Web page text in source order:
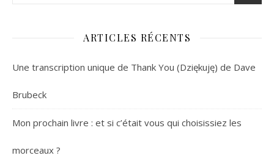
ARTICLES RÉCENTS
Une transcription unique de Thank You (Dziękuję) de Dave
Brubeck
Mon prochain livre : et si c’était vous qui choisissiez les
morceaux ?